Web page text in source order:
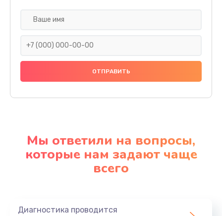
Мы ответили на вопросы,
которые нам задают чаще
всего
Диагностика проводится